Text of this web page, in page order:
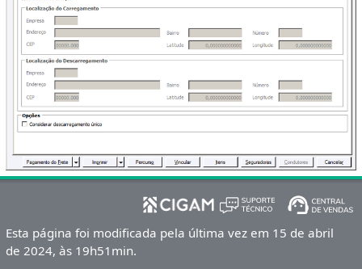
Esta página foi modificada pela última vez em 15 de abril
de 2024, às 19h51min.